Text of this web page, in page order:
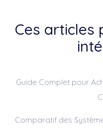
Ces articles
Guide Complet pour
Comparatif des